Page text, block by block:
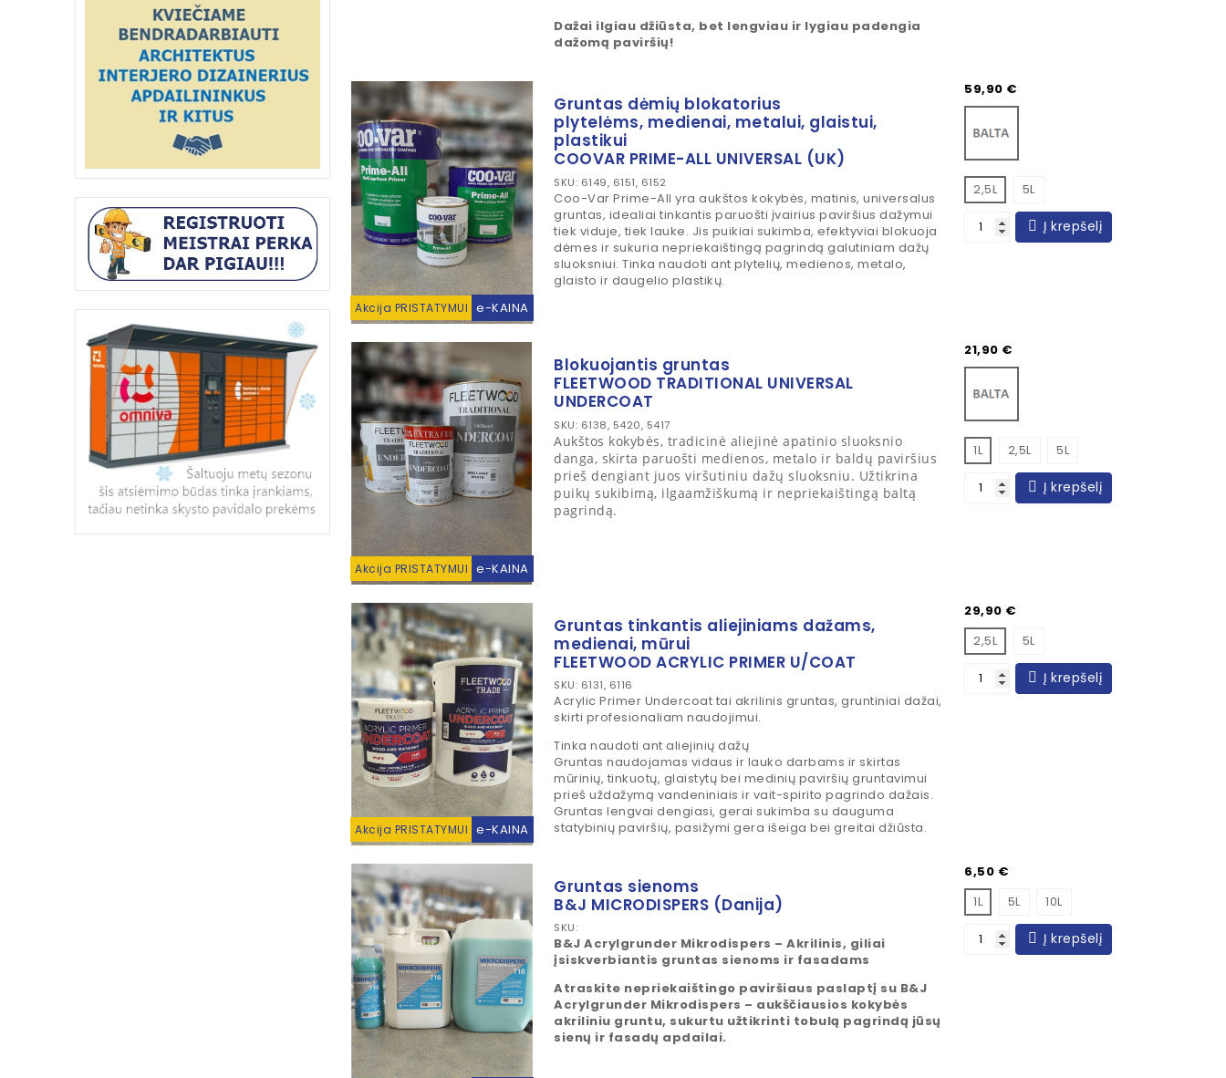
Dažai ilgiau džiūsta, bet lengviau ir lygiau padengia
dažomą paviršių!
Akcija PRISTATYMUI e-KAINA
Gruntas dėmių blokatorius
plytelėms, medienai, metalui, glaistui,
plastikui
COOVAR PRIME-ALL UNIVERSAL (UK)
SKU: 6149, 6151, 6152
Coo-Var Prime-All yra aukštos kokybės, matinis, universalus
gruntas, idealiai tinkantis paruošti įvairius paviršius dažymui
tiek viduje, tiek lauke. Jis puikiai sukimba, efektyviai blokuoja
dėmes ir sukuria nepriekaištingą pagrindą galutiniam dažų
sluoksniui. Tinka naudoti ant plytelių, medienos, metalo,
glaisto ir daugelio plastikų.
Kaina
59,90 €
2,5L 5L
Į krepšelį
Akcija PRISTATYMUI e-KAINA
Blokuojantis gruntas
FLEETWOOD TRADITIONAL UNIVERSAL
UNDERCOAT
SKU: 6138, 5420, 5417
Aukštos kokybės, tradicinė aliejinė apatinio sluoksnio
danga, skirta paruošti medienos, metalo ir baldų paviršius
prieš dengiant juos viršutiniu dažų sluoksniu. Užtikrina
puikų sukibimą, ilgaamžiškumą ir nepriekaištingą baltą
pagrindą.
Kaina
21,90 €
1L 2,5L 5L
Į krepšelį
Akcija PRISTATYMUI e-KAINA
Gruntas tinkantis aliejiniams dažams,
medienai, mūrui
FLEETWOOD ACRYLIC PRIMER U/COAT
SKU: 6131, 6116
Acrylic Primer Undercoat tai akrilinis gruntas, gruntiniai dažai,
skirti profesionaliam naudojimui.
Tinka naudoti ant aliejinių dažų
Gruntas naudojamas vidaus ir lauko darbams ir skirtas
mūrinių, tinkuotų, glaistytų bei medinių paviršių gruntavimui
prieš uždažymą vandeniniais ir vait-spirito pagrindo dažais.
Gruntas lengvai dengiasi, gerai sukimba su dauguma
statybinių paviršių, pasižymi gera išeiga bei greitai džiūsta.
Kaina
29,90 €
2,5L
5L
Į krepšelį
Gruntas sienoms
B&J MICRODISPERS (Danija)
SKU:
B&J Acrylgrunder Mikrodispers – Akrilinis, giliai
įsiskverbiantis gruntas sienoms ir fasadams
Atraskite nepriekaištingo paviršiaus paslaptį su B&J
Acrylgrunder Mikrodispers – aukščiausios kokybės
akriliniu gruntu, sukurtu užtikrinti tobulą pagrindą jūsų
sienų ir fasadų apdailai.
Kaina
6,50 €
1L
5L 10L
Į krepšelį